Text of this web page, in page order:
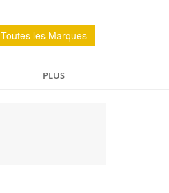
Toutes les Marques
PLUS